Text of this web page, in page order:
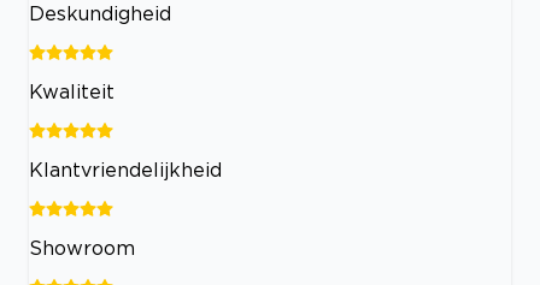
Deskundigheid
Kwaliteit
Klantvriendelijkheid
Showroom